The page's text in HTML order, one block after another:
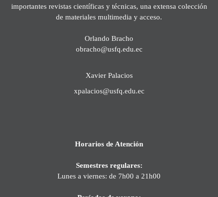
importantes revistas científicas y técnicas, una extensa colección
de materiales multimedia y acceso.
Orlando Bracho
obracho@usfq.edu.ec
Xavier Palacios
xpalacios@usfq.edu.ec
Horarios de Atención
Semestres regulares:
Lunes a viernes: de 7h00 a 21h00